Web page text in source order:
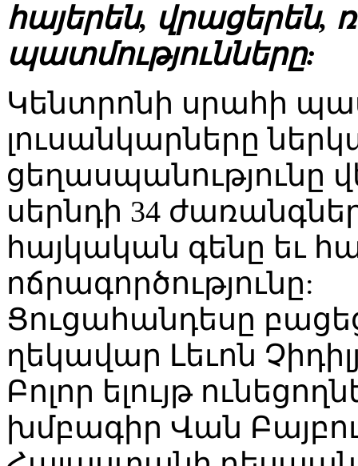
հայերեն, վրացերեն,
պատմությունները:
Կենտրոնի սրահի
լուսանկարները
ցեղասպանությունը
սերնդի 34
հայկական գենը եւ
ոճրագործությունը:
Ցուցահանդեսը
ղեկավար Լեւոն
Բոլոր ելույթ
խմբագիր Վան